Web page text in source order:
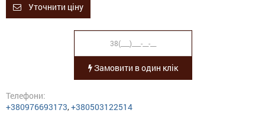
Уточнити ціну
Замовити в один клік
Телефони:
+380976693173,+380503122514